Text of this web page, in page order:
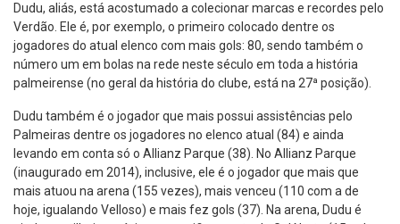
Dudu, aliás, está acostumado a colecionar marcas e recordes pelo
Verdão. Ele é, por exemplo, o primeiro colocado dentre os
jogadores do atual elenco com mais gols: 80, sendo também o
número um em bolas na rede neste século em toda a história
palmeirense (no geral da história do clube, está na 27ª posição).
Dudu também é o jogador que mais possui assistências pelo
Palmeiras dentre os jogadores no elenco atual (84) e ainda
levando em conta só o Allianz Parque (38). No Allianz Parque
(inaugurado em 2014), inclusive, ele é o jogador que mais que
mais atuou na arena (155 vezes), mais venceu (110 com a de
hoje, igualando Velloso) e mais fez gols (37). Na arena, Dudu é